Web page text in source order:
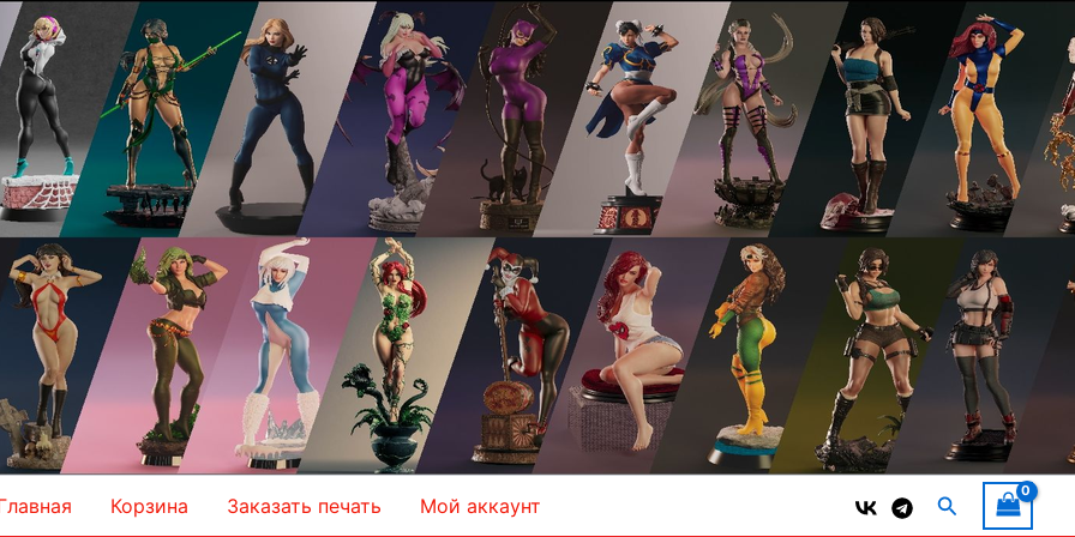
Корзина Заказать печать Мой аккаунт Поиск